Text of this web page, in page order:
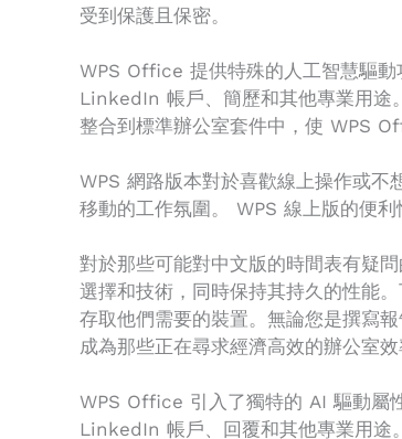
受到保護且保密。
WPS Office 提供特殊的人工智慧驅動
LinkedIn 帳戶、簡歷和其他專業用途
整合到標準辦公室套件中，使 WPS
WPS 網路版本對於喜歡線上操作或不
移動的工作氛圍。 WPS 線上版的便
對於那些可能對中文版的時間表有疑
選擇和技術，同時保持其持久的性能
存取他們需要的裝置。無論您是撰寫
成為那些正在尋求經濟高效的辦公室
WPS Office 引入了獨特的 AI 驅動屬
LinkedIn 帳戶、回覆和其他專業用途